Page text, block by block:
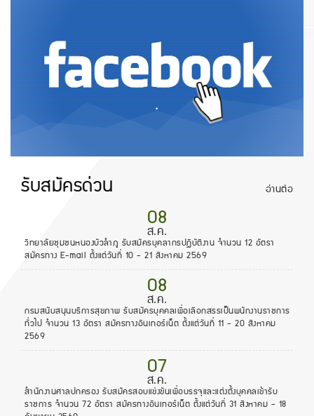
.
รับสมัครด่วน อ่านต่อ
08
ส.ค.
วิทยาลัยชุมชนหนองบัวลำภู รับสมัครบุคลากรปฏิบัติงาน จำนวน 12 อัตรา
สมัครทาง E-mail ตั้งแต่วันที่ 10 - 21 สิงหาคม 2569
08
ส.ค.
กรมสนับสนุนบริการสุขภาพ รับสมัครบุคคลเพื่อเลือกสรรเป็นพนักงานราชการ
ทั่วไป จำนวน 13 อัตรา สมัครทางอินเทอร์เน็ต ตั้งแต่วันที่ 11 - 20 สิงหาคม
2569
07
ส.ค.
สำนักงานศาลปกครอง รับสมัครสอบแข่งขันเพื่อบรรจุและแต่งตั้งบุคคลเข้ารับ
ราชการ จำนวน 72 อัตรา สมัครทางอินเทอร์เน็ต ตั้งแต่วันที่ 31 สิงหาคม - 18